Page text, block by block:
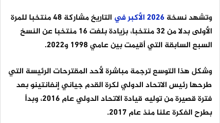
وتشهد نسخة 2026 الأكبرفي
التاريخ مشاركة 48 منتخبا للمرة
الأولى بدلا من 32 منتخبا، بزيادة بلغت 16 منتخبا عن النسخ
السبع السابقة التي أقيمت بين عامي 1998 و2022.
وشكل هذا التوسع ترجمة مباشرة لأحد المقترحات الرئيسة التي
طرحها رئيس الاتحاد الدولي لكرة القدم جياني إنفانتينو بعد
فترة قصيرة من توليه قيادة الاتحاد الدولي عام 2016، وبدأ
بطرح الفكرة علنا منذ عام 2017.